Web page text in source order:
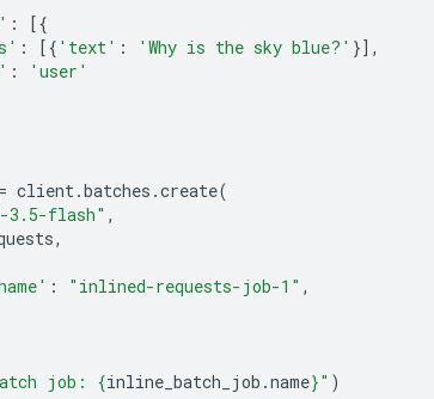
:
[{
: [{ 'text' : 'Why is the sky blue?' }],
:
'user'
= client.batches .create(
3.5-flash" ,
,
: "inlined-requests-job-1" ,
job: {inline_batch_job .name}" )